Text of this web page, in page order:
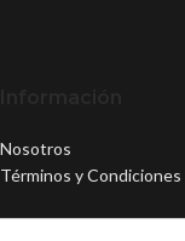
Nosotros
Términos y Condiciones